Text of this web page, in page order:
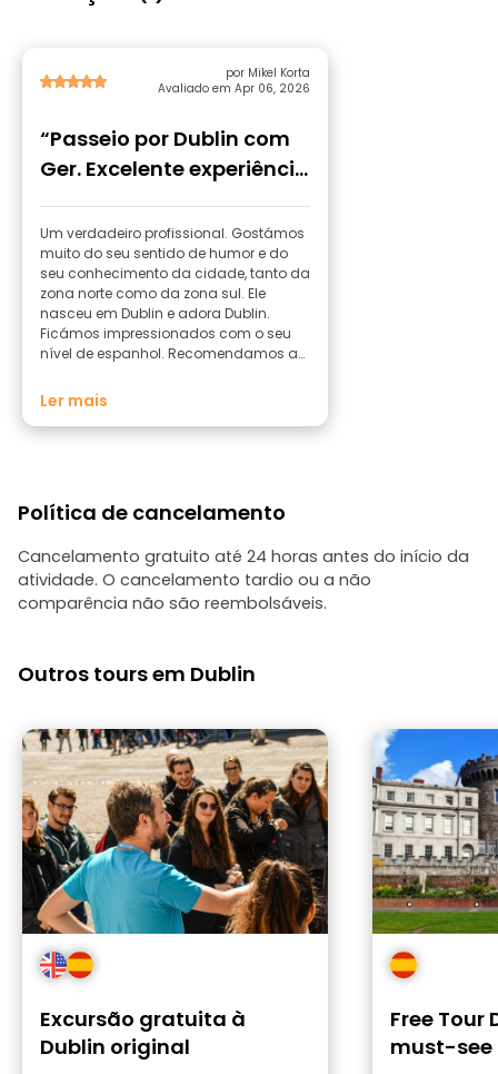
por Mikel Korta
Avaliado em Apr 06, 2026
“Passeio por Dublin com
Ger. Excelente experiência
!!!!”
Um verdadeiro profissional. Gostámos
muito do seu sentido de humor e do
seu conhecimento da cidade, tanto da
zona norte como da zona sul. Ele
nasceu em Dublin e adora Dublin.
Ficámos impressionados com o seu
nível de espanhol. Recomendamos a
Gostámos muito do seu sentido de
cidade, tanto da zona norte como da
Recomendamos a 100%.
Ler mais
Política de cancelamento
Cancelamento gratuito até 24 horas antes do início da
atividade. O cancelamento tardio ou a não
comparência não são reembolsáveis.
Outros tours em Dublin
Excursão gratuita à
Dublin original
Free Tour
must-see